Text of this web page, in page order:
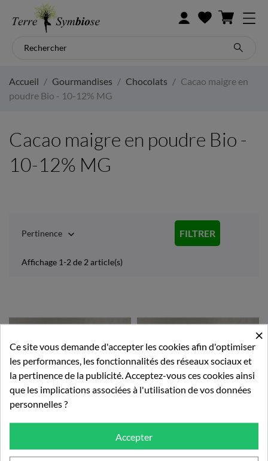
Accueil Gourmandises Chocolats
Cacao maigre en
poudre Bio - 10-12% MG
Cacao maigre en poudre Bio -
10-12% MG
Pertinence  FILTRER
Affichage 1-2 de 2 article(s)
×
Ce site vous demande d'accepter les cookies afin d'optimiser
les performances, les fonctionnalités des réseaux sociaux et
la pertinence de la publicité. Acceptez-vous ces cookies ainsi
que les implications associées à l'utilisation de vos données
personnelles ?
Accepter